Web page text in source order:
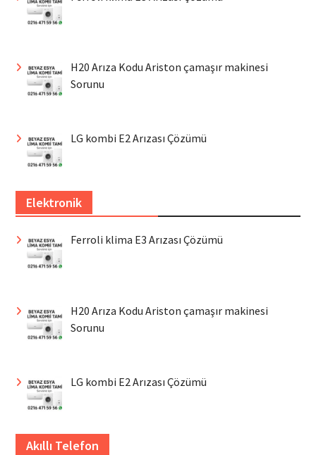
H20 Arıza Kodu Ariston çamaşır makinesi
Sorunu
LG kombi E2 Arızası Çözümü
Elektronik
Ferroli klima E3 Arızası Çözümü
H20 Arıza Kodu Ariston çamaşır makinesi
Sorunu
LG kombi E2 Arızası Çözümü
Akıllı Telefon